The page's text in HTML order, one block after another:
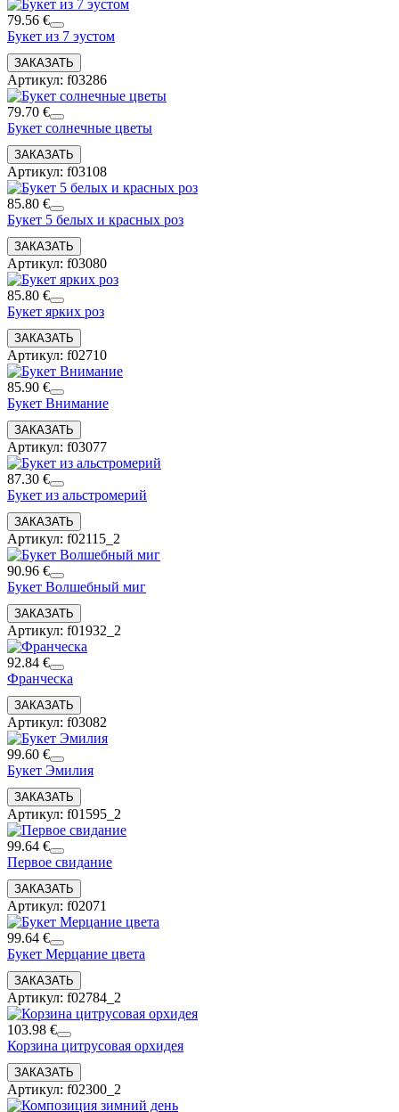
79.56 €
Букет из 7 эустом
Артикул: f03286
79.70 €
Букет солнечные цветы
Артикул: f03108
85.80 €
Букет 5 белых и красных роз
Артикул: f03080
85.80 €
Букет ярких роз
Артикул: f02710
85.90 €
Букет Внимание
Артикул: f03077
87.30 €
Букет из альстромерий
Артикул: f02115_2
90.96 €
Букет Волшебный миг
Артикул: f01932_2
92.84 €
Франческа
Артикул: f03082
99.60 €
Букет Эмилия
Артикул: f01595_2
99.64 €
Первое свидание
Артикул: f02071
99.64 €
Букет Мерцание цвета
Артикул: f02784_2
103.98 €
Корзина цитрусовая орхидея
Артикул: f02300_2